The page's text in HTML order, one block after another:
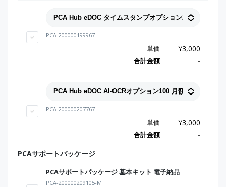
PCA-200000199967
単価 ¥3,000
合計金額 -
PCA-200000207767
単価 ¥3,000
合計金額
-
PCAサポートパッケージ
PCAサポートパッケージ 基本キット 電子納品
PCA-200000209105-M